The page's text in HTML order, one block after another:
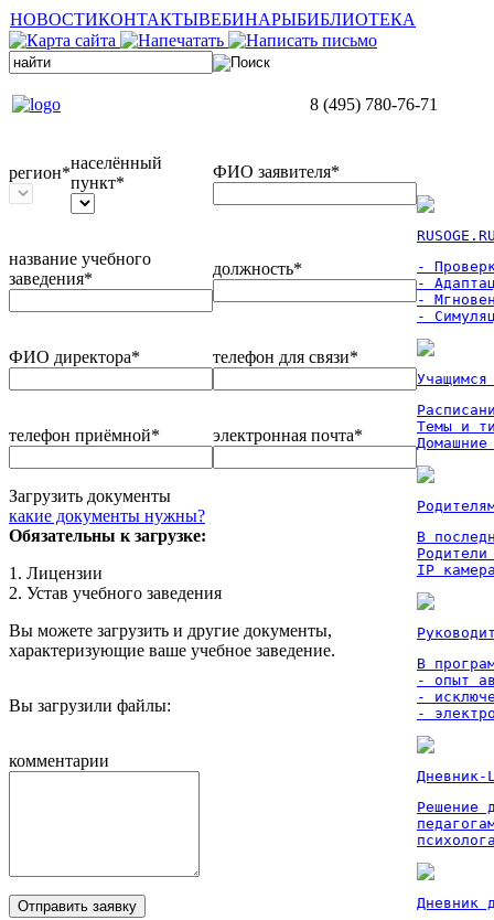
НОВОСТИКОНТАКТЫВЕБИНАРЫБИБЛИОТЕКА
8 (495) 780-76-71
регион*
населённый
пункт*
ФИО заявителя*
название учебного
заведения*
должность*
ФИО директора* телефон для связи*
телефон приёмной* электронная почта*
Загрузить документы
какие документы нужны?
Обязательны к загрузке:
1. Лицензии
2. Устав учебного заведения
Вы можете загрузить и другие документы,
характеризующие ваше учебное заведение.
Вы загрузили файлы:
комментарии
Отправить заявку
-
-
-
-
Темы и
Домашние
В
IP
В
- опыт
-
-
Дневник-
Решение
Дневник